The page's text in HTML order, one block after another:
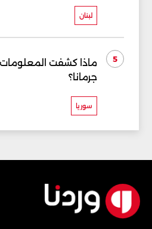
لبنان
5
ماذا كشفت المعلومات
جرمانا؟
سوريا